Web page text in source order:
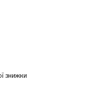
знижки